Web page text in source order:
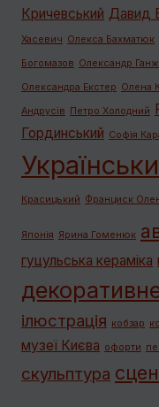
Кричевський Давид
Хасевич Олекса Бахматюк
Богомазов Олександр
Олександра Екстер Олена
Андрусів Петро Холодний
Гординський Софія
Красицький Франциск
Японія Ярина Гоменюк
гуцульська кераміка
ілюстрація кобзар
музеї Києва офорти
скульптура